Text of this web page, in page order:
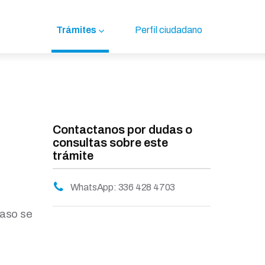
Trámites Perfil ciudadano
se
Contactanos por dudas o
consultas sobre este
trámite
WhatsApp: 336 428 4703